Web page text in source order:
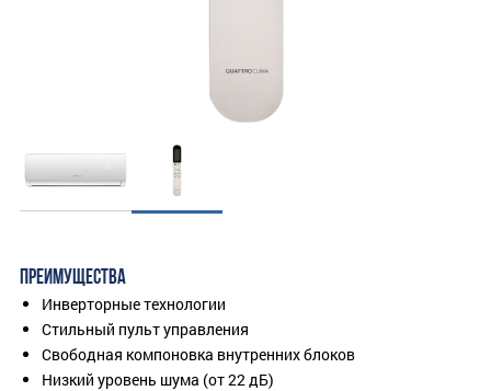
ПРЕИМУЩЕСТВА
Инверторные технологии
Стильный пульт управления
Свободная компоновка внутренних блоков
Низкий уровень шума (от 22 дБ)